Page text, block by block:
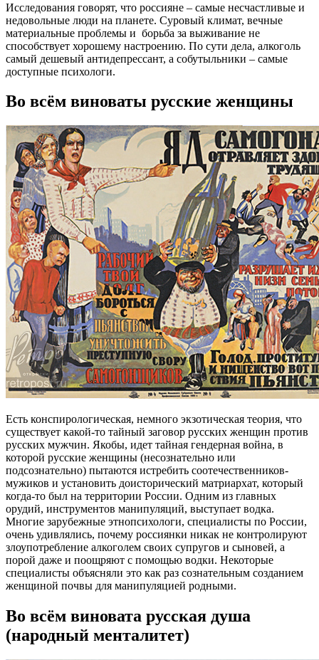
Исследования говорят, что россияне – самые несчастливые и
недовольные люди на планете. Суровый климат, вечные
материальные проблемы и борьба за выживание не
способствует хорошему настроению. По сути дела, алкоголь
самый дешевый антидепрессант, а собутыльники – самые
доступные психологи.
Во всём виноваты русские женщины
Есть конспирологическая, немного экзотическая теория, что
существует какой-то тайный заговор русских женщин против
русских мужчин. Якобы, идет тайная гендерная война, в
которой русские женщины (несознательно или
подсознательно) пытаются истребить соотечественников-
мужиков и установить доисторический матриархат, который
когда-то был на территории России. Одним из главных
орудий, инструментов манипуляций, выступает водка.
Многие зарубежные этнопсихологи, специалисты по России,
очень удивлялись, почему россиянки никак не контролируют
злоупотребление алкоголем своих супругов и сыновей, а
порой даже и поощряют с помощью водки. Некоторые
специалисты объясняли это как раз сознательным созданием
женщиной почвы для манипуляцией родными.
Во всём виновата русская душа
(народный менталитет)